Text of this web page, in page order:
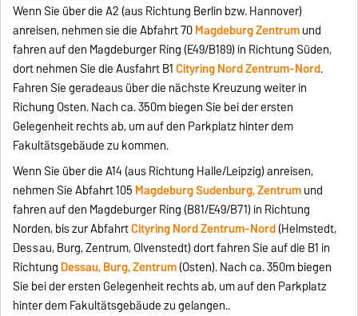
Wenn Sie über die A2 (aus Richtung Berlin bzw. Hannover)
anreisen, nehmen sie die Abfahrt 70Magdeburg Zentrumund
fahren auf den Magdeburger Ring (E49/B189) in Richtung Süden,
dort nehmen Sie die Ausfahrt B1Cityring Nord Zentrum-Nord.
Fahren Sie geradeaus über die nächste Kreuzung weiter in
Richung Osten. Nach ca. 350m biegen Sie bei der ersten
Gelegenheit rechts ab, um auf den Parkplatz hinter dem
Fakultätsgebäude zu kommen.
Wenn Sie über die A14 (aus Richtung Halle/Leipzig) anreisen,
nehmen Sie Abfahrt 105 Magdeburg Sudenburg, Zentrumund
fahren auf den Magdeburger Ring (B81/E49/B71) in Richtung
Norden, bis zur AbfahrtCityring Nord Zentrum-Nord(Helmstedt,
Dessau, Burg, Zentrum, Olvenstedt) dort fahren Sie auf die B1 in
Richtung Dessau, Burg, Zentrum(Osten). Nach ca. 350m biegen
Sie bei der ersten Gelegenheit rechts ab, um auf den Parkplatz
hinter dem Fakultätsgebäude zu gelangen..